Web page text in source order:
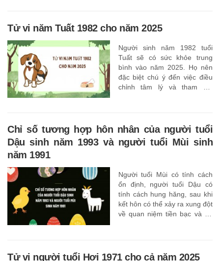
Tử vi năm Tuất 1982 cho năm 2025
Người sinh năm 1982 tuổi
Tuất sẽ có sức khỏe trung
bình vào năm 2025. Họ nên
đặc biệt chú ý đến việc điều
chỉnh tâm lý và tham gia
Chỉ số tương hợp hôn nhân của người tuổi
Dậu sinh năm 1993 và người tuổi Mùi sinh
năm 1991
Người tuổi Mùi có tính cách
ổn định, người tuổi Dậu có
tính cách hung hăng, sau khi
kết hôn có thể xảy ra xung đột
về quan niệm tiền bạc và sự
Tử vi người tuổi Hợi 1971 cho cả năm 2025